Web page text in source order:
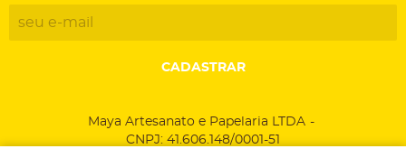
CADASTRAR
Maya Artesanato e Papelaria LTDA
CNPJ: 41.606.148/0001-51